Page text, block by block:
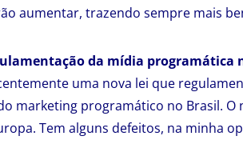
aumentar, trazendo sempre mais
da mídia programática
uma nova lei que
marketing programático no Brasil. O
Tem alguns defeitos, na minha